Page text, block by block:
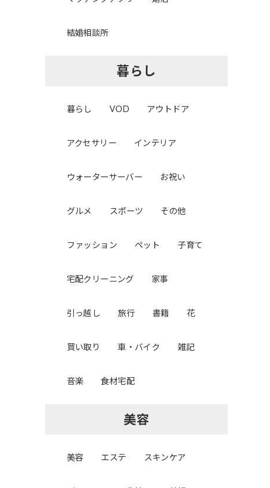
結婚相談所
暮らし
暮らし VOD アウトドア
アクセサリー インテリア
ウォーターサーバー お祝い
グルメ スポーツ その他
ファッション ペット 子育て
宅配クリーニング 家事
引っ越し 旅行 書籍 花
買い取り 車・バイク 雑記
音楽 食材宅配
美容
美容 エステ スキンケア